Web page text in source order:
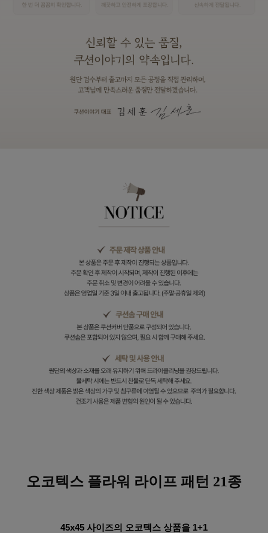
오코텍스 플라워 라이프 패턴 21종
45x45 사이즈의 오코텍스 상품을 1+1